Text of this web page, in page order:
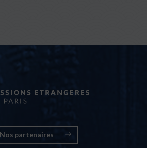
Nos partenaires